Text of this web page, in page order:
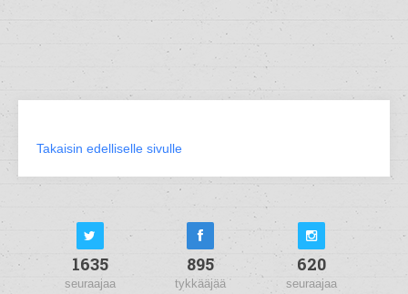
Takaisin edelliselle sivulle
1635
seuraajaa
895
tykkääjää
620
seuraajaa